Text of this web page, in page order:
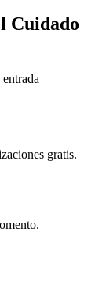
Cuidado
gratis.